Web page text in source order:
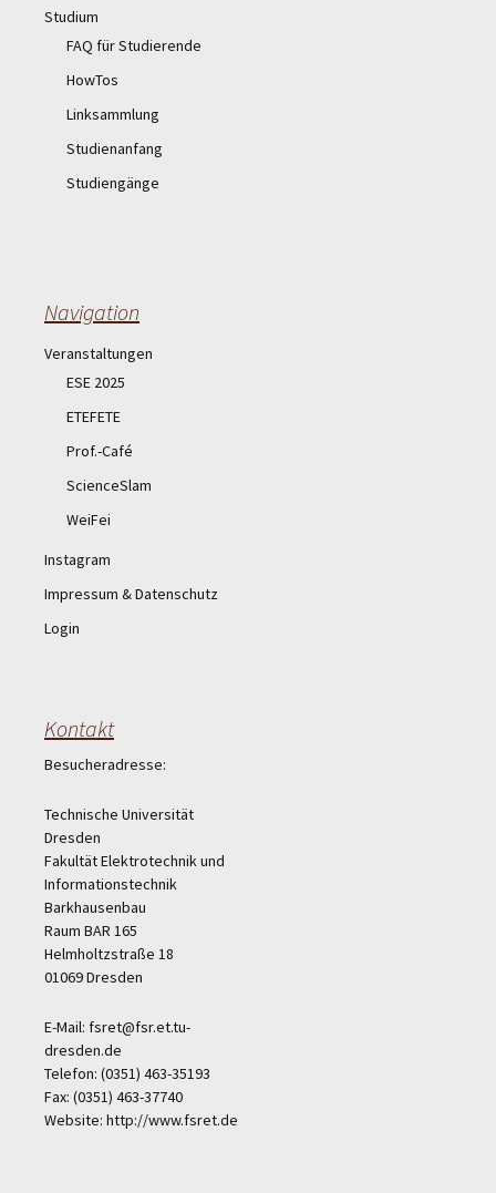
Studium
FAQ für Studierende
HowTos
Linksammlung
Studienanfang
Studiengänge
Navigation
Veranstaltungen
ESE 2025
ETEFETE
Prof.-Café
ScienceSlam
WeiFei
Instagram
Impressum & Datenschutz
Login
Kontakt
Besucheradresse:
Technische Universität
Dresden
Fakultät Elektrotechnik und
Informationstechnik
Barkhausenbau
Raum BAR 165
Helmholtzstraße 18
01069 Dresden
E-Mail: fsret@fsr.et.tu-
dresden.de
Telefon: (0351) 463-35193
Fax: (0351) 463-37740
Website: http://www.fsret.de